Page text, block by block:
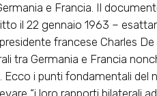
e Francia. Il
il 22 gennaio 1963 –
francese Charles De
tra Germania e Francia
Ecco i punti fondamentali del